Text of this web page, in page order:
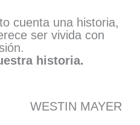
cuenta una historia,
ser vivida con
historia.
WESTIN MAYER